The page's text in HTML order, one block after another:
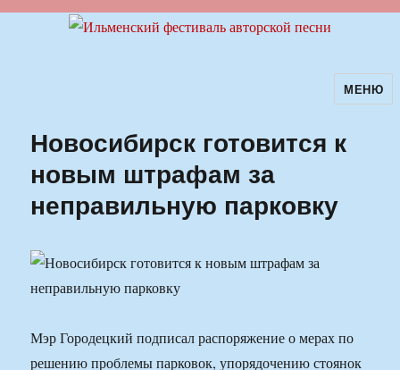
Ильменский фестиваль авторскойМЕНЮ
Новосибирск готовится к
новым штрафам за
неправильную парковку
Мэр Городецкий подписал распоряжение о мерах по
решению проблемы парковок, упорядочению стоянок